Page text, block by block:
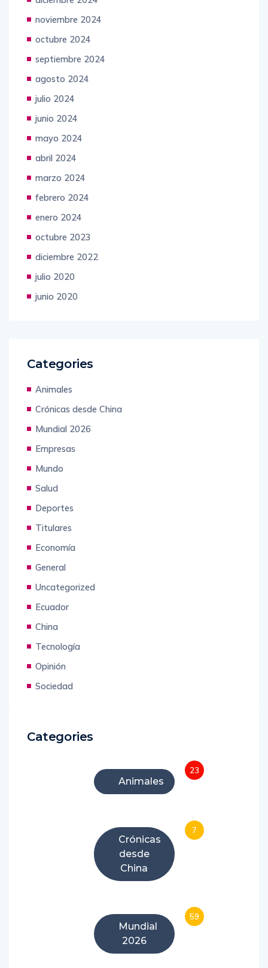
noviembre 2024
octubre 2024
septiembre 2024
agosto 2024
julio 2024
junio 2024
mayo 2024
abril 2024
marzo 2024
febrero 2024
enero 2024
octubre 2023
diciembre 2022
julio 2020
junio 2020
Categories
Animales
Crónicas desde China
Mundial 2026
Empresas
Mundo
Salud
Deportes
Titulares
Economía
General
Uncategorized
Ecuador
China
Tecnología
Opinión
Sociedad
Categories
Animales
23
Crónicas
desde
China
7
Mundial
2026
59